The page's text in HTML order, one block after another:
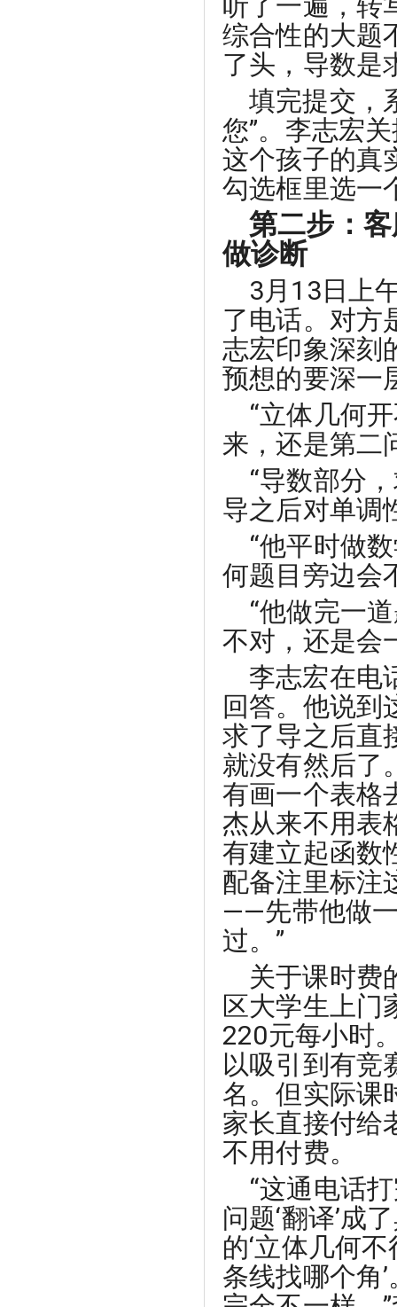
综合性的大题
了头，导数是
填完提交，
您”。李志宏
这个孩子的真
勾选框里选一
第二步：
做诊断
3月13日上
了电话。对方
志宏印象深刻
预想的要深
“立体几何
来，还是第二
“导数部分
导之后对单调
“他平时做
何题目旁边会
“他做完一
不对，还是会
李志宏在电
回答。他说到
求了导之后直
就没有然后了
有画一个表格
杰从来不用表
有建立起函数
配备注里标注
——先带他做
过。”
关于课时费
区大学生上门
220元每小时
以吸引到有竞
名。但实际课
家长直接付给
不用付费。
“这通电话
问题‘翻译’成
的‘立体几何
条线找哪个角